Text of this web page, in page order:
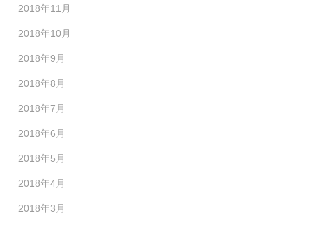
2018年11月
2018年10月
2018年9月
2018年8月
2018年7月
2018年6月
2018年5月
2018年4月
2018年3月